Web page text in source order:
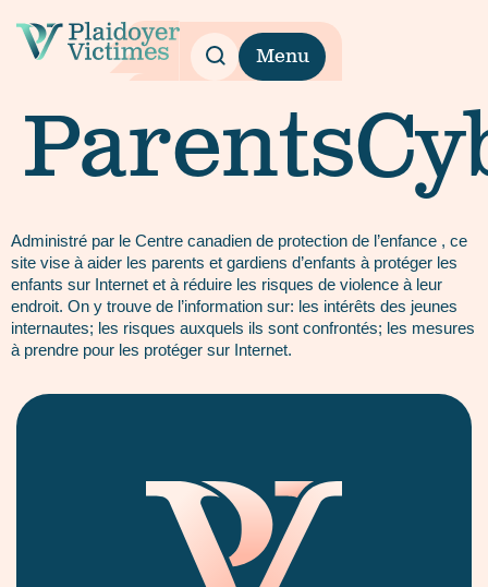
Menu
Administré par le Centre canadien de protection de l’enfance , ce
site vise à aider les parents et gardiens d’enfants à protéger les
enfants sur Internet et à réduire les risques de violence à leur
endroit. On y trouve de l’information sur: les intérêts des jeunes
internautes; les risques auxquels ils sont confrontés; les mesures
à prendre pour les protéger sur Internet.